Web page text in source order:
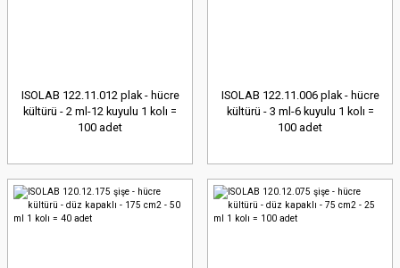
ISOLAB 122.11.012 plak - hücre
kültürü - 2 ml-12 kuyulu 1 kolı =
100 adet
ISOLAB 122.11.006 plak - hücre
kültürü - 3 ml-6 kuyulu 1 kolı =
100 adet